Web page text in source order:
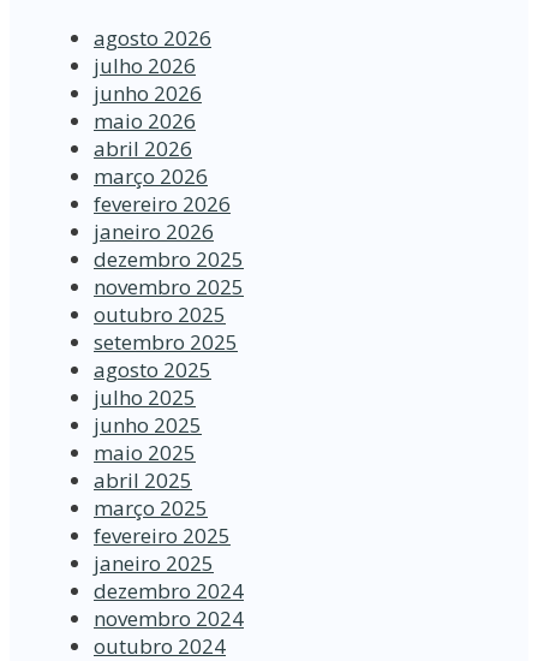
agosto 2026
julho 2026
junho 2026
maio 2026
abril 2026
março 2026
fevereiro 2026
janeiro 2026
dezembro 2025
novembro 2025
outubro 2025
setembro 2025
agosto 2025
julho 2025
junho 2025
maio 2025
abril 2025
março 2025
fevereiro 2025
janeiro 2025
dezembro 2024
novembro 2024
outubro 2024